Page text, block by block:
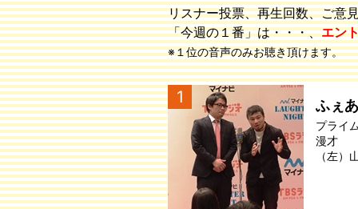
リスナー投票、再生回数、ご意
「今週の１番」は・・・、エン
※１位の音声のみお聴き頂けます。
1 ふぇ
プライ
漫才
（左